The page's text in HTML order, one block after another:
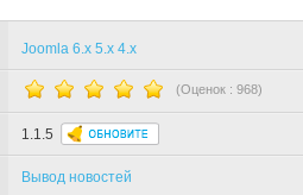
Joomla 6.x 5.x 4.x
(Оценок : 968)
1.1.5
Вывод новостей